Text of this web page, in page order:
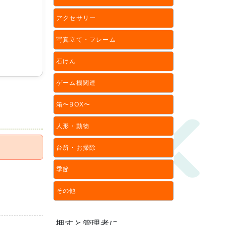
アクセサリー
写真立て・フレーム
石けん
ゲーム機関連
箱〜BOX〜
人形・動物
台所・お掃除
季節
その他